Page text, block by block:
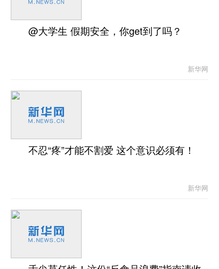
@大学生 假期安全，你get到了吗？
新华网
不忍“疼”才能不割爱 这个意识必须有！
新华网